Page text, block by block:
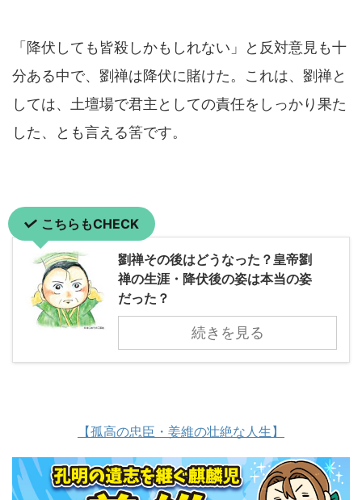
「降伏しても皆殺しかもしれない」と反対意見も十
分ある中で、劉禅は降伏に賭けた。これは、劉禅と
しては、土壇場で君主としての責任をしっかり果た
した、とも言える筈です。
こちらもCHECK
劉禅その後はどうなった？皇帝劉
禅の生涯・降伏後の姿は本当の姿
だった？
続きを見る
【孤高の忠臣・姜維の壮絶な人生】